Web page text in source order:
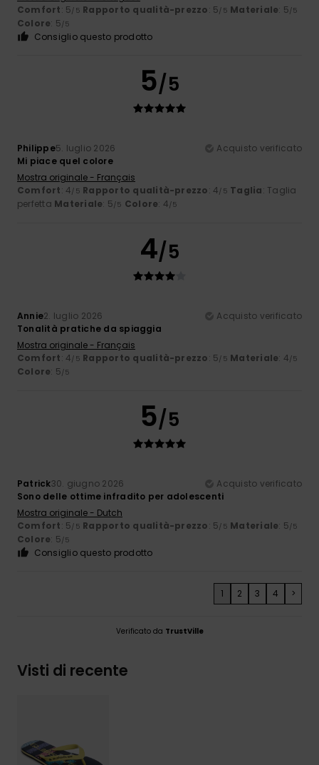
Comfort: 5/5 Rapporto qualità-prezzo: 5/5 Materiale: 5/5
Colore: 5/5
Consiglio questo prodotto
5/5
Philippe5. luglio 2026
Acquisto verificato
Mi piace quel colore
Mostra originale - Français
Comfort: 4/5 Rapporto qualità-prezzo: 4/5 Taglia: Taglia
perfetta Materiale: 5/5 Colore: 4/5
4/5
Annie2. luglio 2026
Acquisto verificato
Tonalità pratiche da spiaggia
Mostra originale - Français
Comfort: 4/5 Rapporto qualità-prezzo: 5/5 Materiale: 4/5
Colore: 5/5
5/5
Patrick30. giugno 2026
Acquisto verificato
Sono delle ottime infradito per adolescenti
Mostra originale - Dutch
Comfort: 5/5 Rapporto qualità-prezzo: 5/5 Materiale: 5/5
Colore: 5/5
Consiglio questo prodotto
1 2 3 4 >
Verificato da TrustVille
Visti di recente